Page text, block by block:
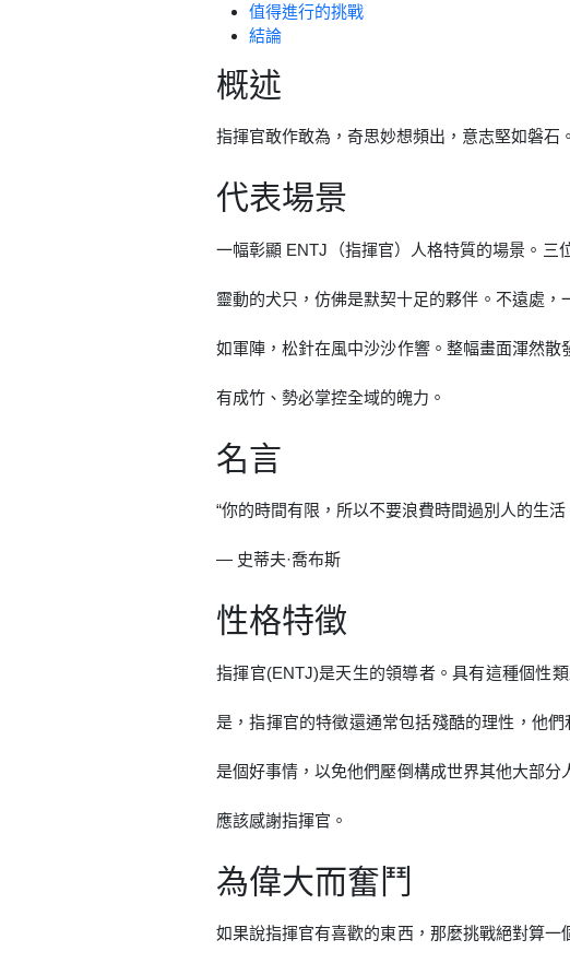
值得進行的挑戰
結論
概述
指揮官敢作敢為，奇思妙想頻出，意志堅如磐石
代表場景
一幅彰顯 ENTJ（指揮官）人格特質的場景。三
靈動的犬只，仿佛是默契十足的夥伴。不遠處
如軍陣，松針在風中沙沙作響。整幅畫面渾然
有成竹、勢必掌控全域的魄力。
名言
“你的時間有限，所以不要浪費時間過別人的生活
— 史蒂夫·喬布斯
性格特徵
指揮官(ENTJ)是天生的領導者。具有這種個性
是，指揮官的特徵還通常包括殘酷的理性，他
是個好事情，以免他們壓倒構成世界其他大部
應該感謝指揮官。
為偉大而奮鬥
如果說指揮官有喜歡的東西，那麼挑戰絕對算